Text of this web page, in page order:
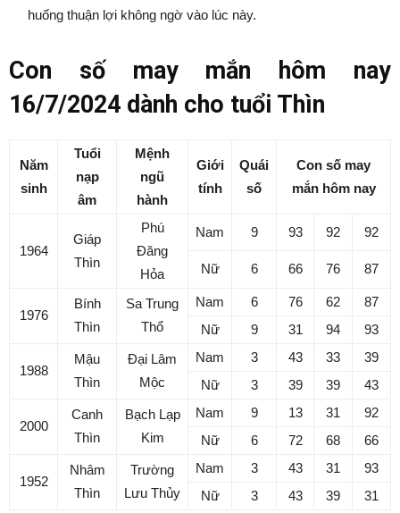
huống thuận lợi không ngờ vào lúc này.
Con số may mắn hôm nay
16/7/2024 dành cho tuổi Thìn
Năm
sinh
Tuổi
nạp
âm
Mệnh
ngũ
hành
Giới
tính
Quái
số
Con số may
mắn hôm nay
1964
Giáp
Thìn
Phú
Đăng
Hỏa
Nam 9 93 92 92
Nữ 6 66 76 87
1976
Bính
Thìn
Sa Trung
Thổ
Nam 6 76 62
87
Nữ
9 31 94 93
1988
Mậu
Thìn
Đại Lâm
Mộc
Nam 3 43 33
39
Nữ
3 39 39 43
2000
Canh
Thìn
Bạch Lạp
Kim
Nam 9 13 31
92
Nữ
6 72 68 66
1952
Nhâm
Thìn
Trường
Lưu Thủy
Nam 3 43 31
93
Nữ
3 43 39 31